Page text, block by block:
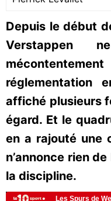
Depuis le début
Verstappen
réglementation
affiché plusieurs
égard. Et le
en a rajouté une
n’annonce rien
la discipline.